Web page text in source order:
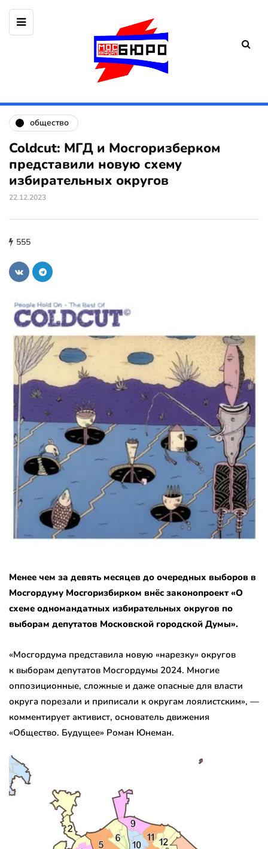
общество
Coldcut: МГД и Мосгоризберком
представили новую схему
избирательных округов
22.12.2023
555
Менее чем за девять месяцев до очередных выборов в
Мосгордуму Мосгоризбирком внёс законопроект «О
схеме одномандатных избирательных округов по
выборам депутатов Московской городской Думы».
«Мосгордума представила новую «нарезку» округов
к выборам депутатов Мосгордумы 2024. Многие
оппозиционные, сложные и даже опасные для власти
округа порезали и приписали к округам лоялистским», —
комментирует активист, основатель движения
«Общество. Будущее» Роман Юнеман.